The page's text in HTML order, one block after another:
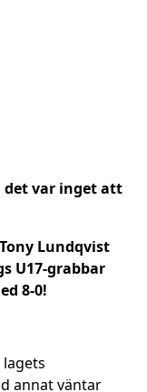
det var inget att
Lundqvist
U17-grabbar
8-0!
annat väntar